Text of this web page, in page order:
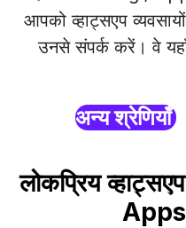
आपको व्हाट्सएप
उनसे संपर्क करें। वे
अन्य श्रेणियाँ
लोकप्रिय